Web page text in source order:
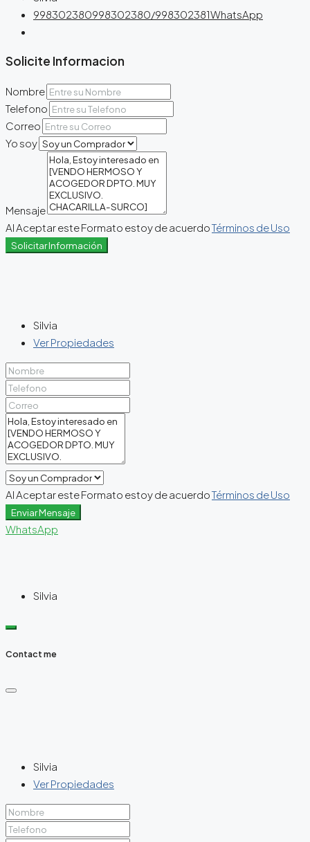
998302380998302380/998302381WhatsApp
Solicite Informacion
Nombre
Telefono
Correo
Yo soy
Mensaje
Al Aceptar este Formato estoy de acuerdoTérminos de Uso
Solicitar Información
Silvia
Ver Propiedades
Al Aceptar este Formato estoy de acuerdoTérminos de Uso
Enviar Mensaje
WhatsApp
Silvia
Contact me
Silvia
Ver Propiedades